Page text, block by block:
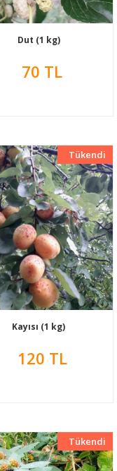
Dut (1 kg)
70 TL
Yeni
Tükendi
Kayısı (1 kg)
120 TL
Yeni
Tükendi